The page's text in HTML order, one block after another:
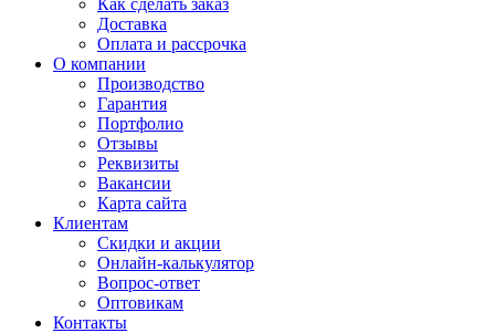
Как сделать заказ
Доставка
Оплата и рассрочка
О компании
Производство
Гарантия
Портфолио
Отзывы
Реквизиты
Вакансии
Карта сайта
Клиентам
Скидки и акции
Онлайн-калькулятор
Вопрос-ответ
Оптовикам
Контакты